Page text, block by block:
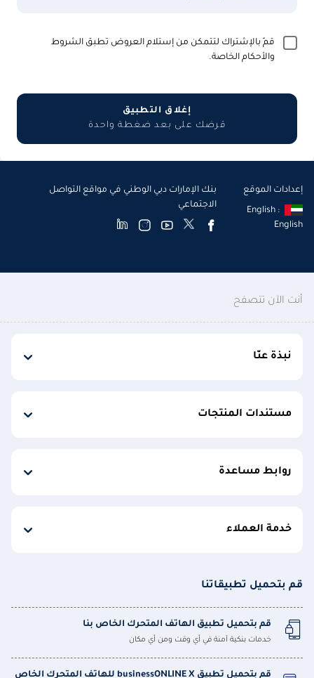
قمّ بالإشتراك لتتمكن من إستلام العروض تطبق الشروط
والأحكام الخاصة.
إغلاق التطبيق
قرضك على بعد ضغطة واحدة
إعدادات الموقع
English :
English
بنك الإمارات دبي الوطني في مواقع التواصل
الاجتماعي
أنت الآن تتصفح
نبذة عنّا
مستندات المنتجات
روابط مساعدة
خدمة العملاء
قم بتحميل تطبيقاتنا
قم بتحميل تطبيق الهاتف المتحرك الخاص بنا
خدمات بنكية آمنة في أي وقت ومن أي مكان
قم بتحميل تطبيق businessONLINE X للهاتف المتحرك الخاص